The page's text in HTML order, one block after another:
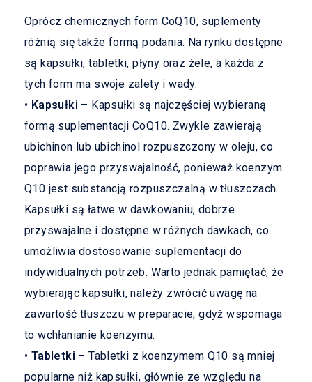
Oprócz chemicznych form CoQ10, suplementy
różnią się także formą podania. Na rynku dostępne
są kapsułki, tabletki, płyny oraz żele, a każda z
tych form ma swoje zalety i wady.
• Kapsułki – Kapsułki są najczęściej wybieraną
formą suplementacji CoQ10. Zwykle zawierają
ubichinon lub ubichinol rozpuszczony w oleju, co
poprawia jego przyswajalność, ponieważ koenzym
Q10 jest substancją rozpuszczalną w tłuszczach.
Kapsułki są łatwe w dawkowaniu, dobrze
przyswajalne i dostępne w różnych dawkach, co
umożliwia dostosowanie suplementacji do
indywidualnych potrzeb. Warto jednak pamiętać, że
wybierając kapsułki, należy zwrócić uwagę na
zawartość tłuszczu w preparacie, gdyż wspomaga
to wchłanianie koenzymu.
• Tabletki – Tabletki z koenzymem Q10 są mniej
popularne niż kapsułki, głównie ze względu na